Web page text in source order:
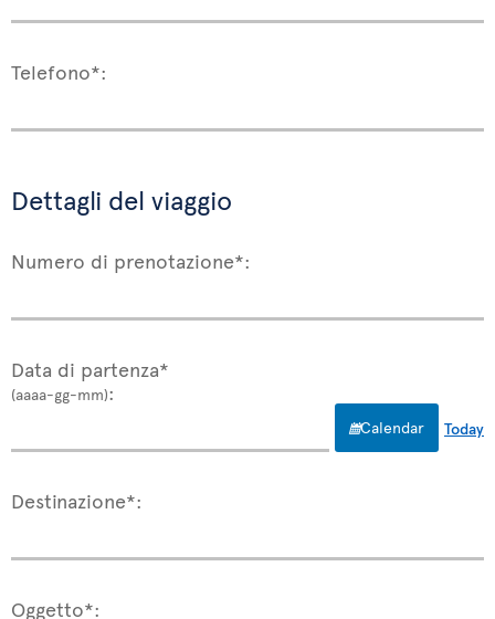
Telefono*:
Dettagli del viaggio
Numero di prenotazione*:
Data di partenza*
(aaaa-gg-mm):
Calendar Today
Destinazione*:
Oggetto*: